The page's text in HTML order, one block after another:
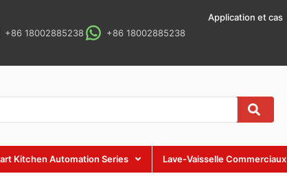
+86 18002885238 +86 18002885238
Application et cas
Kitchen Automation Series Lave-Vaisselle Commerciaux